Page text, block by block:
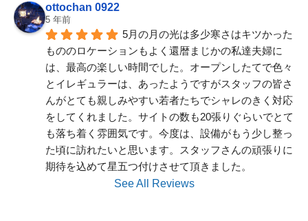
ottochan 0922
5 年前
5月の月の光は多少寒さはキツかった
もののロケーションもよく還暦まじかの私達夫婦に
は、最高の楽しい時間でした。オープンしたてで色々
とイレギュラーは、あったようですがスタッフの皆さ
んがとても親しみやすい若者たちでシャレのきく対応
をしてくれました。サイトの数も20張りぐらいでとて
も落ち着く雰囲気です。今度は、設備がもう少し整っ
た頃に訪れたいと思います。スタッフさんの頑張りに
期待を込めて星五つ付けさせて頂きました。
See All Reviews